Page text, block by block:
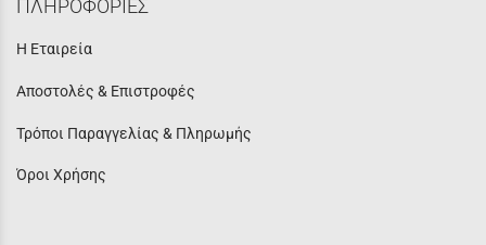
ΠΛΗΡΟΦΟΡΙΕΣ
Η Εταιρεία
Αποστολές & Επιστροφές
Τρόποι Παραγγελίας & Πληρωμής
Όροι Χρήσης